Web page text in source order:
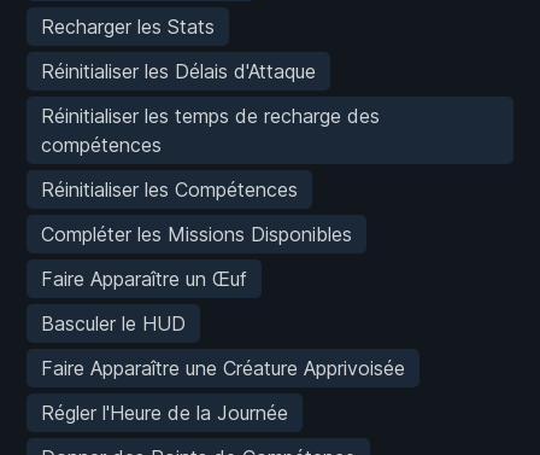
Recharger les Stats
Réinitialiser les Délais d'Attaque
Réinitialiser les temps de recharge des
compétences
Réinitialiser les Compétences
Compléter les Missions Disponibles
Faire Apparaître un Œuf
Basculer le HUD
Faire Apparaître une Créature Apprivoisée
Régler l'Heure de la Journée